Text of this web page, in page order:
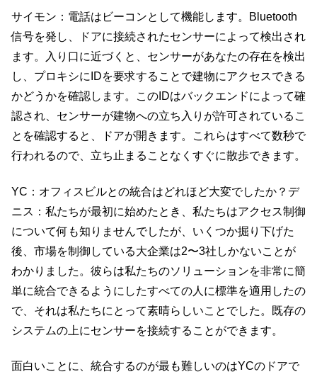
サイモン：電話はビーコンとして機能します。Bluetooth
信号を発し、ドアに接続されたセンサーによって検出され
ます。入り口に近づくと、センサーがあなたの存在を検出
し、プロキシにIDを要求することで建物にアクセスできる
かどうかを確認します。このIDはバックエンドによって確
認され、センサーが建物への立ち入りが許可されているこ
とを確認すると、ドアが開きます。これらはすべて数秒で
行われるので、立ち止まることなくすぐに散歩できます。
YC：オフィスビルとの統合はどれほど大変でしたか？デ
ニス：私たちが最初に始めたとき、私たちはアクセス制御
について何も知りませんでしたが、いくつか掘り下げた
後、市場を制御している大企業は2〜3社しかないことが
わかりました。彼らは私たちのソリューションを非常に簡
単に統合できるようにしたすべての人に標準を適用したの
で、それは私たちにとって素晴らしいことでした。既存の
システムの上にセンサーを接続することができます。
面白いことに、統合するのが最も難しいのはYCのドアで